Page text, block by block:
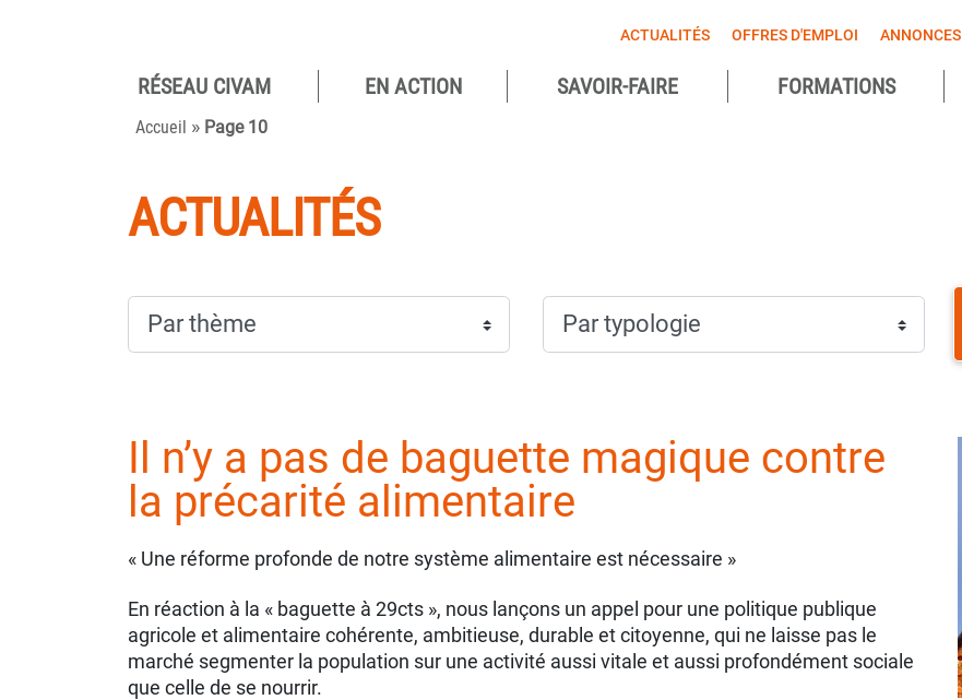
ACTUALITÉS OFFRES D'EMPLOI ANNONCES
vivantes
RÉSEAU CIVAM EN ACTION SAVOIR-FAIRE FORMATIONS
Accueil » Page 10
ACTUALITÉS
Il n’y a pas de baguette magique contre
la précarité alimentaire
« Une réforme profonde de notre système alimentaire est nécessaire »
En réaction à la « baguette à 29cts », nous lançons un appel pour une politique publique
agricole et alimentaire cohérente, ambitieuse, durable et citoyenne, qui ne laisse pas le
marché segmenter la population sur une activité aussi vitale et aussi profondément sociale
que celle de se nourrir.